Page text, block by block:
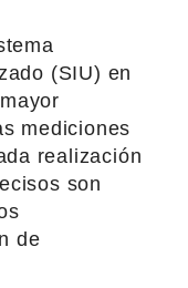
(SIU) en
mediciones
realización
son
de